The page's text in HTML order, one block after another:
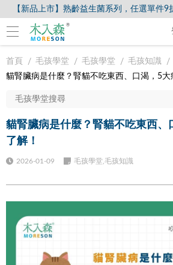
【新品上市】熟齡益生菌系列，任選單件
首頁 毛孩學堂 毛孩學堂
毛孩知識
貓腎臟病是什麼？腎貓不吃東西、口渴，5大
貓腎臟病是什麼？腎貓不吃東西、
了解！
2026-01-09 毛孩學堂,毛孩知識